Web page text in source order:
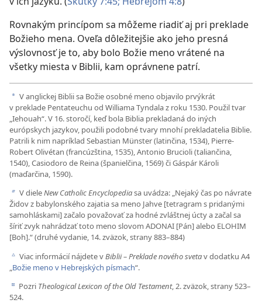
Rovnakým princípom sa môžeme riadiť aj pri preklade
Božieho mena. Oveľa dôležitejšie ako jeho presná
výslovnosť je to, aby bolo Božie meno vrátené na
všetky miesta v Biblii, kam oprávnene patrí.
a V anglickej Biblii sa Božie osobné meno objavilo prvýkrát
v preklade Pentateuchu od Williama Tyndala z roku 1530. Použil tvar
„Iehouah“. V 16. storočí, keď bola Biblia prekladaná do iných
európskych jazykov, použili podobné tvary mnohí prekladatelia Biblie.
Patrili k nim napríklad Sebastian Münster (latinčina, 1534), Pierre-
Robert Olivétan (francúzština, 1535), Antonio Brucioli (taliančina,
1540), Casiodoro de Reina (španielčina, 1569) či Gáspár Károli
(maďarčina, 1590).
b V dieleNew Catholic Encyclopediasa uvádza: „Nejaký čas po návrate
Židov z babylonského zajatia sa meno Jahve [tetragram s pridanými
samohláskami] začalo považovať za hodné zvláštnej úcty a začal sa
šíriť zvyk nahrádzať toto meno slovom ADONAI [Pán] alebo ELOHIM
[Boh].“ ​(druhé vydanie, 14. zväzok, strany 883–884)
c Viac informácií nájdete v Biblii – Preklade nového svetav dodatku A4
Božie meno v Hebrejských písmach“.
d Pozri Theological Lexicon of the Old Testament, 2. zväzok, strany 523–
524.